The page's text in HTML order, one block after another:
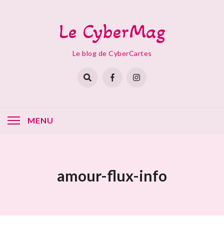
Le CyberMag
Le blog de CyberCartes
MENU
amour-flux-info